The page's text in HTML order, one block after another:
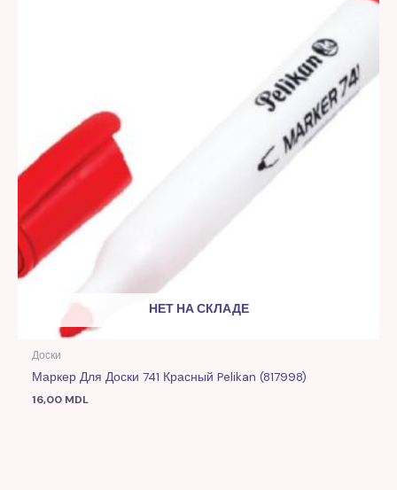
НЕТ НА СКЛАДЕ
Доски
Маркер Для Доски 741 Красный Pelikan (817998)
16,00 MDL